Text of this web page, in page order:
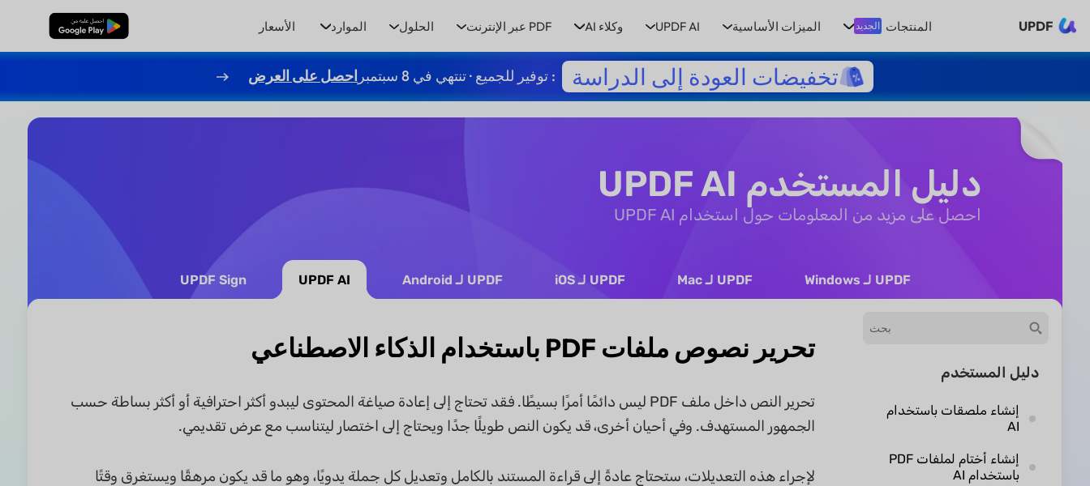
UPDF المنتجات الجديد الميزات الأساسية UPDF AI وكلاء AI PDF عبر الإنترنت الحلول الموارد الأسعار تنزيل مجاني
تخفيضات العودة إلى الدراسة : توفير للجميع · تنتهي في 8 سبتمبر احصل على العرض
دليل المستخدم UPDF AI
احصل على مزيد من المعلومات حول استخدام UPDF AI
UPDF لـ Windows UPDF لـ Mac UPDF لـ iOS UPDF لـ Android UPDF AI
UPDF Sign
دليل المستخدم
إنشاء ملصقات باستخدام
AI
إنشاء أختام لملفات PDF
باستخدام AI
تحرير نصوص ملفات PDF باستخدام الذكاء الاصطناعي
تحرير النص داخل ملف PDF ليس دائمًا أمرًا بسيطًا. فقد تحتاج إلى إعادة صياغة المحتوى ليبدو أكثر احترافية أو أكثر بساطة حسب
الجمهور المستهدف. وفي أحيان أخرى، قد يكون النص طويلًا جدًا ويحتاج إلى اختصار ليتناسب مع عرض تقديمي.
لإجراء هذه التعديلات، ستحتاج عادةً إلى قراءة المستند بالكامل وتعديل كل جملة يدويًا، وهو ما قد يكون مرهقًا ويستغرق وقتًا